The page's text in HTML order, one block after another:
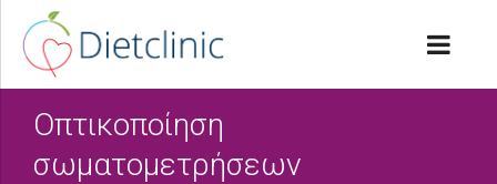
Οπτικοποίηση
σωματομετρήσεων